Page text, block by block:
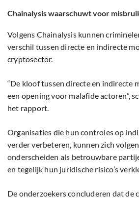
Chainalysis waarschuwt voor
Volgens Chainalysis kunnen
verschil tussen directe en indirecte
cryptosector.
“De kloof tussen directe en indirecte
een opening voor malafide actoren”,
het rapport.
Organisaties die hun controles op
verder verbeteren, kunnen zich
onderscheiden als betrouwbare
en tegelijk hun juridische risico’s
De onderzoekers concluderen dat de